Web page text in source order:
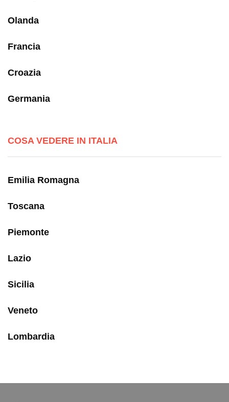
Olanda
Francia
Croazia
Germania
COSA VEDERE IN ITALIA
Emilia Romagna
Toscana
Piemonte
Lazio
Sicilia
Veneto
Lombardia